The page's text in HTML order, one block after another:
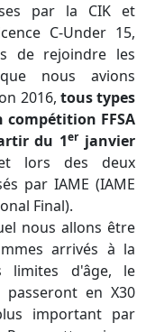
par la CIK et
C-Under 15,
de rejoindre les
nous avions
2016, tous types
FFSA
du 1er janvier
lors des deux
par IAME (IAME
Final).
nous allons être
arrivés à la
limites d'âge, le
en X30
important par